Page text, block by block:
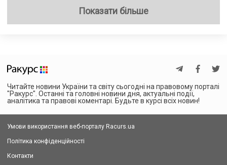
Показати більше
Читайте новини України та світу сьогодні на правовому порталі
"Ракурс". Останні та головні новини дня, актуальні події,
аналітика та правові коментарі. Будьте в курсі всіх новин!
Умови використання веб-порталу Racurs.ua
Політика конфіденційності
Контакти